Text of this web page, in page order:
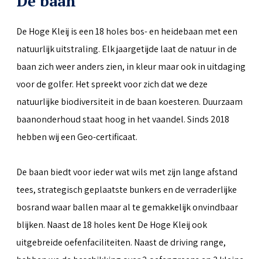
De Hoge Kleij is een 18 holes bos- en heidebaan met een
natuurlijk uitstraling. Elk jaargetijde laat de natuur in de
baan zich weer anders zien, in kleur maar ook in uitdaging
voor de golfer. Het spreekt voor zich dat we deze
natuurlijke biodiversiteit in de baan koesteren. Duurzaam
baanonderhoud staat hoog in het vaandel. Sinds 2018
hebben wij een Geo-certificaat.
De baan biedt voor ieder wat wils met zijn lange afstand
tees, strategisch geplaatste bunkers en de verraderlijke
bosrand waar ballen maar al te gemakkelijk onvindbaar
blijken. Naast de 18 holes kent De Hoge Kleij ook
uitgebreide oefenfaciliteiten. Naast de driving range,